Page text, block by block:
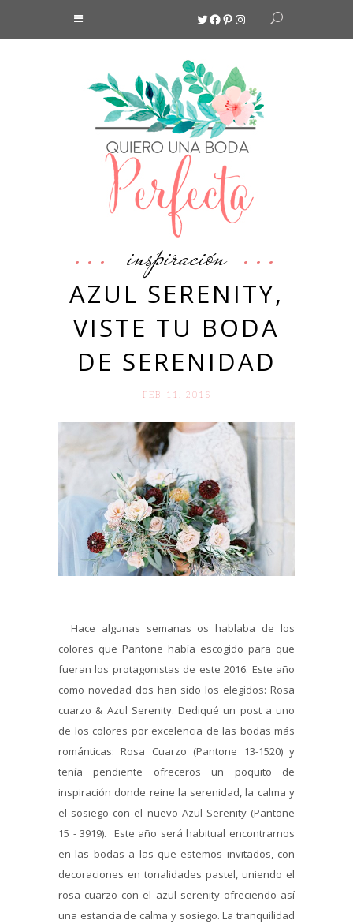
Twitter
Facebook
Pinterest
Instagram
inspiración
AZUL SERENITY,
VISTE TU BODA
DE SERENIDAD
FEB 11. 2016
Hace algunas semanas os hablaba de los
colores que Pantone había escogido para que
fueran los protagonistas de este 2016. Este año
como novedad dos han sido los elegidos: Rosa
cuarzo & Azul Serenity. Dediqué un post a uno
de los colores por excelencia de las bodas más
románticas: Rosa Cuarzo (Pantone 13-1520) y
tenía pendiente ofreceros un poquito de
inspiración donde reine la serenidad, la calma y
el sosiego con el nuevo Azul Serenity (Pantone
15 - 3919). Este año será habitual encontrarnos
en las bodas a las que estemos invitados, con
decoraciones en tonalidades pastel, uniendo el
rosa cuarzo con el azul serenity ofreciendo así
una estancia de calma y sosiego. La tranquilidad